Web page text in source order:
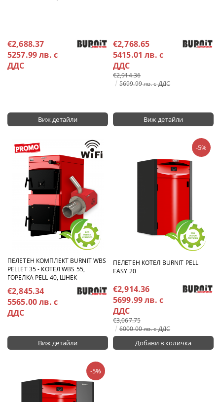
€2,688.37
5257.99 лв. с
ДДС
Виж детайли
€2,768.65
5415.01 лв. с
ДДС
€2,914.36
5699.99 лв. с ДДС
Виж детайли
ПЕЛЕТЕН КОМПЛЕКТ BURNIT WBS
PELLET 35 - КОТЕЛ WBS 55,
ГОРЕЛКА PELL 40, ШНЕК
€2,845.34
5565.00 лв. с
ДДС
Виж детайли
ПЕЛЕТЕН КОТЕЛ BURNIT PELL
EASY 20
-5%
€2,914.36
5699.99 лв. с
ДДС
€3,067.75
6000.00 лв. с ДДС
-5%